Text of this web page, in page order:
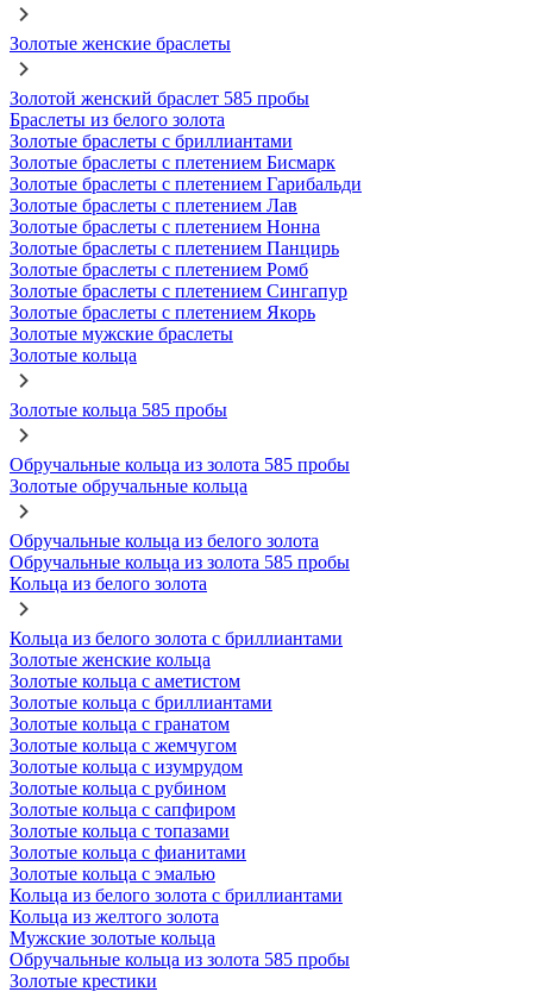
Золотые женские браслеты
Золотой женский браслет 585 пробы
Браслеты из белого золота
Золотые браслеты с бриллиантами
Золотые браслеты с плетением Бисмарк
Золотые браслеты с плетением Гарибальди
Золотые браслеты с плетением Лав
Золотые браслеты с плетением Нонна
Золотые браслеты с плетением Панцирь
Золотые браслеты с плетением Ромб
Золотые браслеты с плетением Сингапур
Золотые браслеты с плетением Якорь
Золотые мужские браслеты
Золотые кольца
Золотые кольца 585 пробы
Обручальные кольца из золота 585 пробы
Золотые обручальные кольца
Обручальные кольца из белого золота
Обручальные кольца из золота 585 пробы
Кольца из белого золота
Кольца из белого золота с бриллиантами
Золотые женские кольца
Золотые кольца с аметистом
Золотые кольца с бриллиантами
Золотые кольца с гранатом
Золотые кольца с жемчугом
Золотые кольца с изумрудом
Золотые кольца с рубином
Золотые кольца с сапфиром
Золотые кольца с топазами
Золотые кольца с фианитами
Золотые кольца с эмалью
Кольца из белого золота с бриллиантами
Кольца из желтого золота
Мужские золотые кольца
Обручальные кольца из золота 585 пробы
Золотые крестики